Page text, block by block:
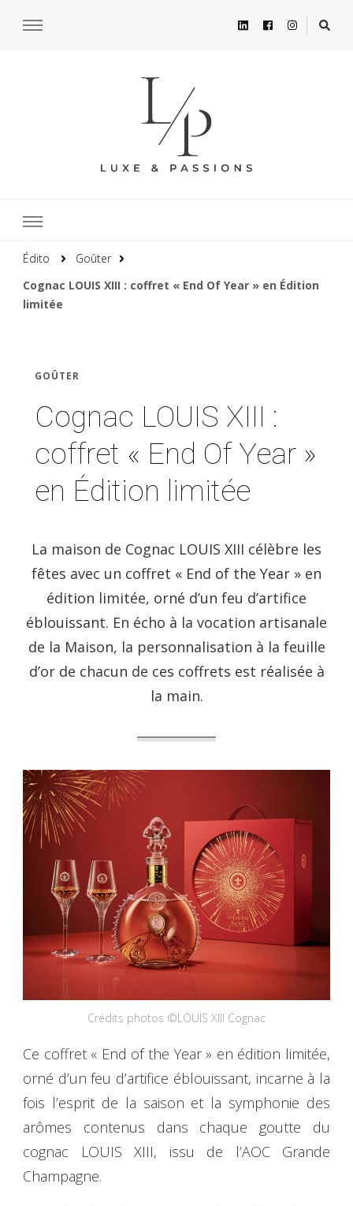
Édito
Goûter
Cognac LOUIS XIII : coffret « End Of Year » en Édition
limitée
GOÛTER
Cognac LOUIS XIII :
coffret « End Of Year »
en Édition limitée
La maison de Cognac LOUIS XIII célèbre les
fêtes avec un coffret « End of the Year » en
édition limitée, orné d’un feu d’artifice
éblouissant. En écho à la vocation artisanale
de la Maison, la personnalisation à la feuille
d’or de chacun de ces coffrets est réalisée à
la main.
Crédits photos ©LOUIS XIII Cognac
Ce coffret « End of the Year » en édition limitée,
orné d’un feu d’artifice éblouissant, incarne à la
fois l’esprit de la saison et la symphonie des
arômes contenus dans chaque goutte du
cognac LOUIS XIII, issu de l’AOC Grande
Champagne.